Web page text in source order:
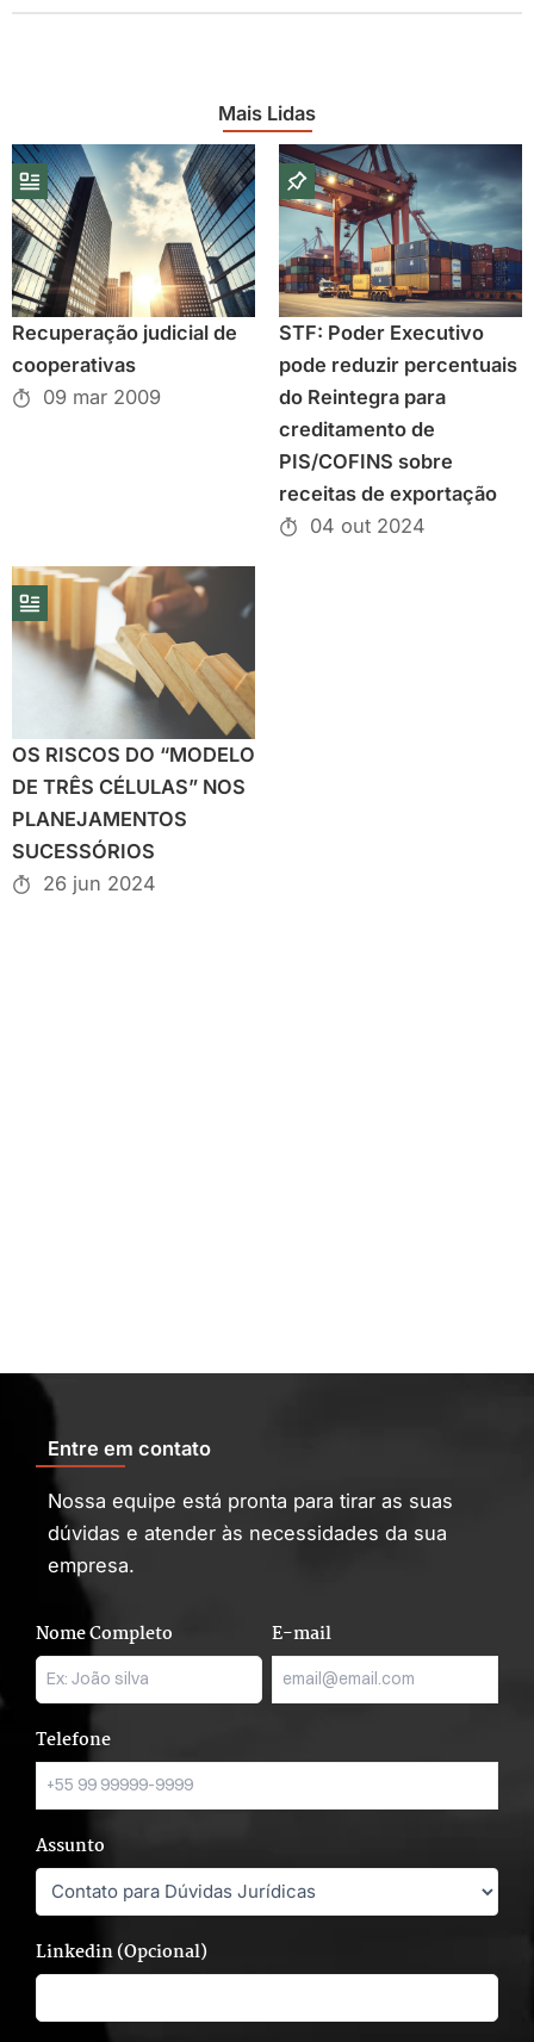
Mais Lidas
Recuperação judicial de
cooperativas
09 mar 2009
STF: Poder Executivo
pode reduzir percentuais
do Reintegra para
creditamento de
PIS/COFINS sobre
receitas de exportação
04 out 2024
OS RISCOS DO “MODELO
DE TRÊS CÉLULAS” NOS
PLANEJAMENTOS
SUCESSÓRIOS
26 jun 2024
Entre em contato
Nossa equipe está pronta para tirar as suas
dúvidas e atender às necessidades da sua
empresa.
Nome Completo E-mail
Telefone
Assunto
Linkedin (Opcional)